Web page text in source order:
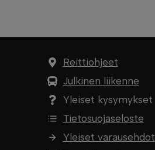
Reittiohjeet
Julkinen liikenne
Yleiset kysymykset
Tietosuojaseloste
Yleiset varausehdot